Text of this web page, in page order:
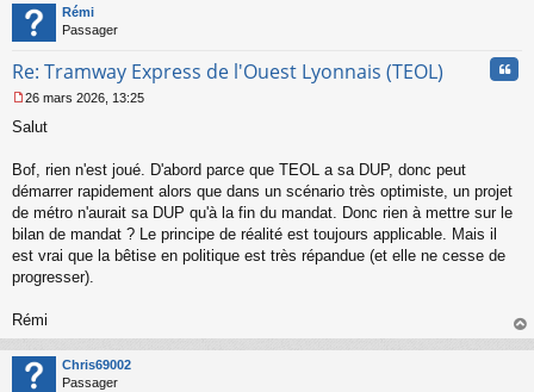
n
l
u
Rémi
Passager
Re: Tramway Express de l'Ouest Lyonnais (TEOL)
e
s
a
g
e
n
o
n
26 mars 2026, 13:25
Salut
Bof, rien n'est joué. D'abord parce que TEOL a sa DUP, donc peut
démarrer rapidement alors que dans un scénario très optimiste, un projet
de métro n'aurait sa DUP qu'à la fin du mandat. Donc rien à mettre sur le
bilan de mandat ? Le principe de réalité est toujours applicable. Mais il
est vrai que la bêtise en politique est très répandue (et elle ne cesse de
progresser).
Rémi
au
Chris69002
Passager